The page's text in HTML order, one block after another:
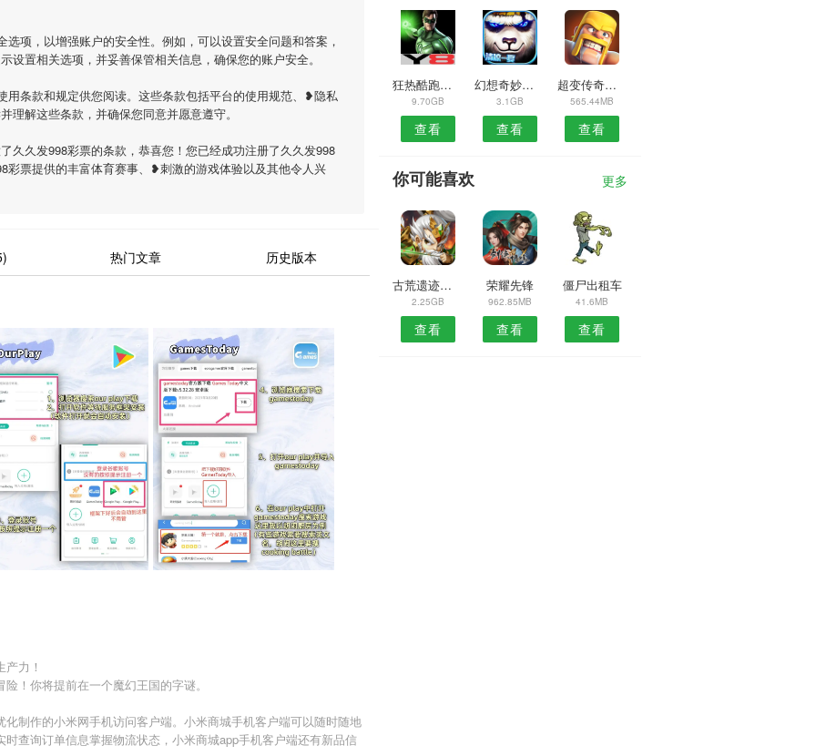
项，以增强账户的安全性。例如，可以设置安全问题和答案，
设置相关选项，并妥善保管相关信息，确保您的账户安全。
用条款和规定供您阅读。这些条款包括平台的使用规范、❥隐私
理解这些条款，并确保您同意并愿意遵守。
久久发998彩票的条款，恭喜您！您已经成功注册了久久发998
彩票提供的丰富体育赛事、❥刺激的游戏体验以及其他令人兴
热门文章 历史版本
力！
！你将提前在一个魔幻王国的字谜。
制作的小米网手机访问客户端。小米商城手机客户端可以随时随地
查询订单信息掌握物流状态，小米商城app手机客户端还有新品信
狂热酷跑手游
9.70GB
查看
幻想奇妙世界
3.1GB
查看
超变传奇散人单机版
565.44MB
查看
你可能喜欢 更多
古荒遗迹官网版
2.25GB
查看
荣耀先锋
962.85MB
查看
僵尸出租车
41.6MB
查看